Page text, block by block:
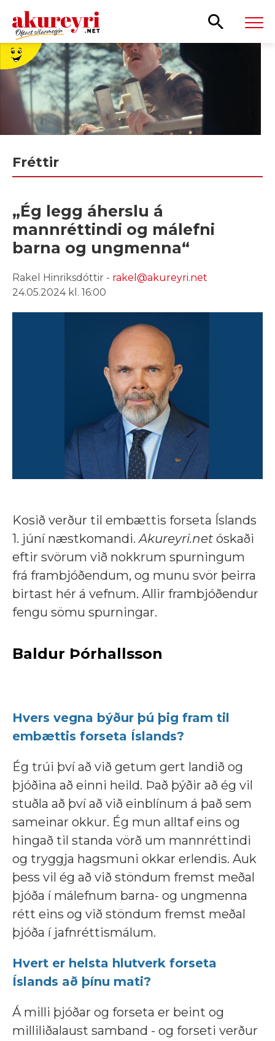
Leita
Fréttir
„Ég legg áherslu á
mannréttindi og málefni
barna og ungmenna“
Rakel Hinriksdóttir - rakel@akureyri.net
24.05.2024 kl. 16:00
Kosið verður til embættis forseta Íslands
1. júní næstkomandi.Akureyri.net óskaði
eftir svörum við nokkrum spurningum
frá frambjóðendum, og munu svör þeirra
birtast hér á vefnum. Allir frambjóðendur
fengu sömu spurningar.
Baldur Þórhallsson
Hvers vegna býður þú þig fram til
embættis forseta Íslands?
Ég trúi því að við getum gert landið og
þjóðina að einni heild. Það þýðir að ég vil
stuðla að því að við einblínum á það sem
sameinar okkur. Ég mun alltaf eins og
hingað til standa vörð um mannréttindi
og tryggja hagsmuni okkar erlendis. Auk
þess vil ég að við stöndum fremst meðal
þjóða í málefnum barna- og ungmenna
rétt eins og við stöndum fremst meðal
þjóða í jafnréttismálum.
Hvert er helsta hlutverk forseta
Íslands að þínu mati?
Á milli þjóðar og forseta er beint og
milliliðalaust samband - og forseti verður